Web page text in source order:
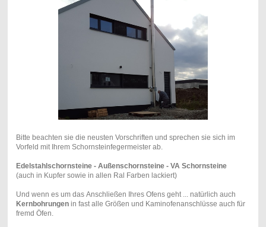
Bitte beachten sie die neusten Vorschriften und sprechen sie sich im
Vorfeld mit Ihrem Schornsteinfegermeister ab.
Edelstahlschornsteine - Außenschornsteine - VA Schornsteine
(auch in Kupfer sowie in allen Ral Farben lackiert)
Und wenn es um das Anschließen Ihres Ofens geht ... natürlich auch
Kernbohrungenin fast alle Größen und Kaminofenanschlüsse auch für
fremd Öfen.